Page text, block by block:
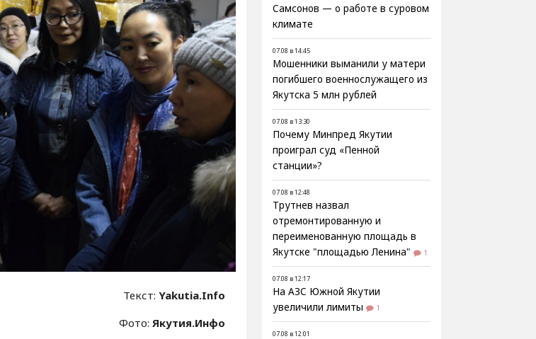
Текст:Yakutia.Info
Фото:Якутия.Инфо
Самсонов — о работе в суровом
климате
07.08 в 14:45
Мошенники выманили у матери
погибшего военнослужащего из
Якутска 5 млн рублей
07.08 в 13:30
Почему Минпред Якутии
проиграл суд «Пенной
станции»?
07.08 в 12:48
Трутнев назвал
отремонтированную и
переименованную площадь в
Якутске "площадью Ленина"
1
07.08 в 12:17
На АЗС Южной Якутии
увеличили лимиты
1
07.08 в 12:01